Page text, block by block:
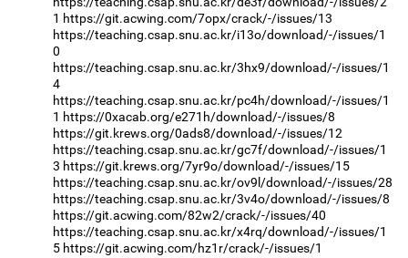
1 https://git.acwing.com/7opx/crack/-/issues/13
https://teaching.csap.snu.ac.kr/i13o/download/-/issues/1
0
https://teaching.csap.snu.ac.kr/3hx9/download/-/issues/1
4
https://teaching.csap.snu.ac.kr/pc4h/download/-/issues/1
1 https://0xacab.org/e271h/download/-/issues/8
https://git.krews.org/0ads8/download/-/issues/12
https://teaching.csap.snu.ac.kr/gc7f/download/-/issues/1
3 https://git.krews.org/7yr9o/download/-/issues/15
https://teaching.csap.snu.ac.kr/ov9l/download/-/issues/28
https://teaching.csap.snu.ac.kr/3v4o/download/-/issues/8
https://git.acwing.com/82w2/crack/-/issues/40
https://teaching.csap.snu.ac.kr/x4rq/download/-/issues/1
5 https://git.acwing.com/hz1r/crack/-/issues/1